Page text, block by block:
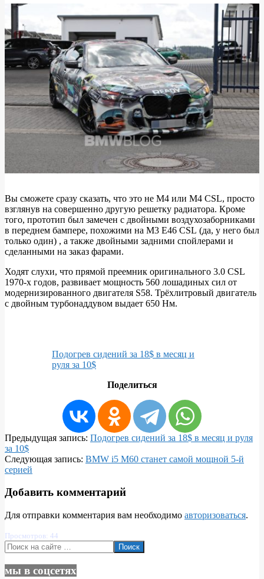
Вы сможете сразу сказать, что это не M4 или M4 CSL, просто
взглянув на совершенно другую решетку радиатора. Кроме
того, прототип был замечен с двойными воздухозаборниками
в переднем бампере, похожими на M3 E46 CSL (да, у него был
только один) , а также двойными задними спойлерами и
сделанными на заказ фарами.
Ходят слухи, что прямой преемник оригинального 3.0 CSL
1970-х годов, развивает мощность 560 лошадиных сил от
модернизированного двигателя S58. Трёхлитровый двигатель
с двойным турбонаддувом выдает 650 Нм.
Подогрев сидений за 18$ в месяц и
руля за 10$
Поделиться
2022-
07-
18
Предыдущая запись: Подогрев сидений за 18$ в месяц и руля
за 10$
Следующая запись: BMW i5 M60 станет самой мощной 5-й
серией
Добавить комментарий
Для отправки комментария вам необходимо авторизоваться.
Просмотров: 44
Поиск
мы в соцсетях